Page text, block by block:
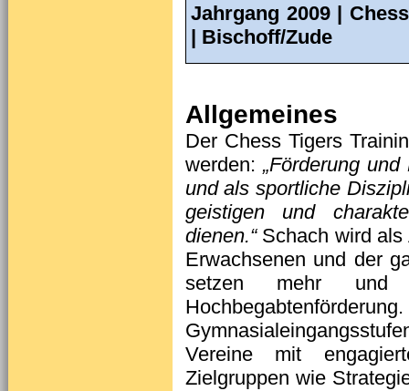
Jahrgang 2009 |
| Bischoff/Zude
Allgemeines
Der Chess Tigers
werden: „Förde­rung
und als sportliche
geistigen und
dienen.“ Schach wird
Erwachsenen und der
setzen mehr
Vereine mit
Zielgruppen wie